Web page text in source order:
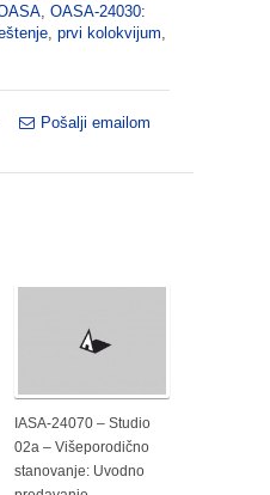
, OASA-24030:
, prvi kolokvijum,
Pošalji emailom
IASA-24070 – Studio
02a – Višeporodično
stanovanje: Uvodno